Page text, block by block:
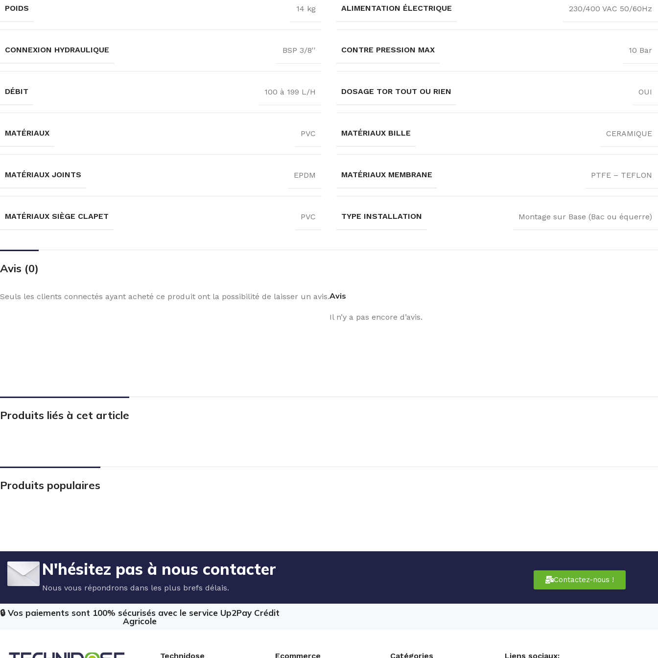
POIDS 14 kg ALIMENTATION ÉLECTRIQUE 230/400 VAC 50/60Hz
CONNEXION HYDRAULIQUE BSP 3/8'' CONTRE PRESSION MAX 10 Bar
DÉBIT 100 à 199 L/H DOSAGE TOR TOUT OU RIEN OUI
MATÉRIAUX PVC MATÉRIAUX BILLE CERAMIQUE
MATÉRIAUX JOINTS EPDM MATÉRIAUX MEMBRANE PTFE – TEFLON
MATÉRIAUX SIÈGE CLAPET PVC TYPE INSTALLATION Montage sur Base (Bac ou équerre)
Avis (0)
Avis
Il n’y a pas encore d’avis.
Seuls les clients connectés ayant acheté ce produit ont la possibilité de laisser un avis.
Produits liés à cet article
Produits populaires
N'hésitez pas à nous contacter
Nous vous répondrons dans les plus brefs délais.
Contactez-nous !
🔒 Vos paiements sont 100% sécurisés avec le service Up2Pay Crédit
Agricole
Technidose Ecommerce Catégories Liens sociaux: